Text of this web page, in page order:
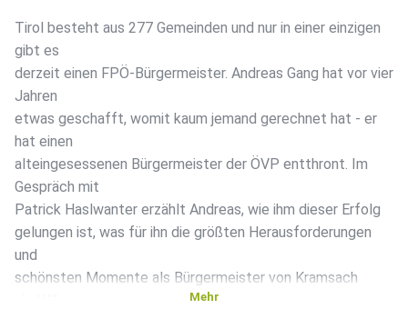
Tirol besteht aus 277 Gemeinden und nur in einer einzigen
gibt es
derzeit einen FPÖ-Bürgermeister. Andreas Gang hat vor vier
Jahren
etwas geschafft, womit kaum jemand gerechnet hat - er
hat einen
alteingesessenen Bürgermeister der ÖVP entthront. Im
Gespräch mit
Patrick Haslwanter erzählt Andreas, wie ihm dieser Erfolg
gelungen ist, was für ihn die größten Herausforderungen
und
schönsten Momente als Bürgermeister von Kramsach
Mehr